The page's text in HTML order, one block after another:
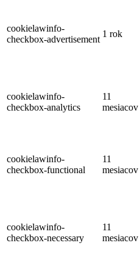
cookielawinfo-
checkbox-advertisement
1 rok
cookielawinfo-
checkbox-analytics
11
mesiacov
cookielawinfo-
checkbox-functional
11
mesiacov
cookielawinfo-
checkbox-necessary
11
mesiacov